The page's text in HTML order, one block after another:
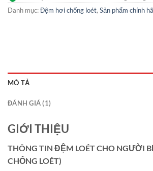
Danh mục:Đệm hơi chống loét, Sản phẩm chính
MÔ TẢ
ĐÁNH GIÁ (1)
GIỚI THIỆU
THÔNG TIN ĐỆM LOÉT CHO NGƯỜI
CHỐNG LOÉT)